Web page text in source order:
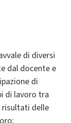
di diversi
dal docente e
di
di lavoro tra
risultati delle